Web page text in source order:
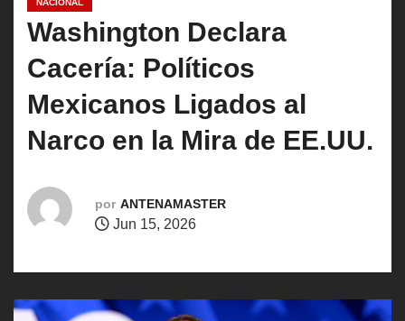
NACIONAL
Washington Declara
Cacería: Políticos
Mexicanos Ligados al
Narco en la Mira de EE.UU.
por ANTENAMASTER
Jun 15, 2026